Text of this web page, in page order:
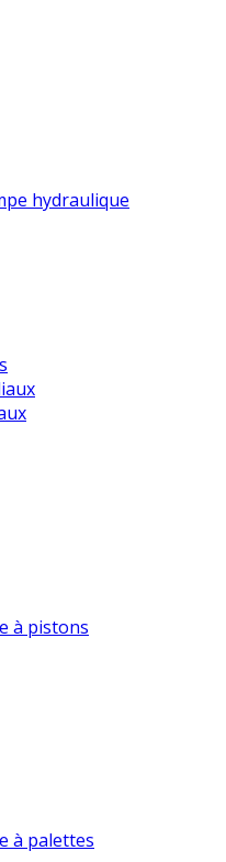
hydraulique
à pistons
à palettes